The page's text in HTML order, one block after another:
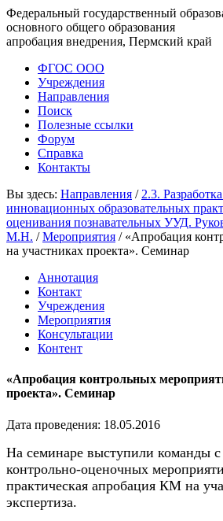
Федеральный государственный
основного общего образования
апробация внедрения, Пермский край
ФГОС ООО
Учреждения
Направления
Поиск
Полезные ссылки
Форум
Справка
Контакты
Вы здесь: Направления / 2.3.
инновационных образовательных
оценивания познавательных УУД.
М.Н. /Мероприятия / «Апробация
на участниках проекта». Семинар
Аннотация
Контакт
Учреждения
Мероприятия
Консультации
Контент
«Апробация контрольных
проекта». Семинар
Дата проведения: 18.05.2016
На семинаре выступили команды
контрольно-оценочных
практическая апробация КМ на
экспертиза.